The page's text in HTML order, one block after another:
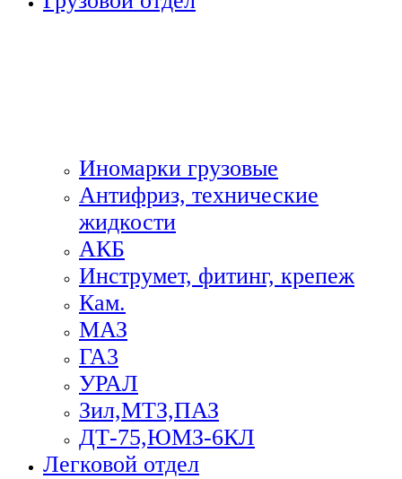
Иномарки грузовые
Антифриз, технические
жидкости
АКБ
Инструмет, фитинг, крепеж
Кам.
МАЗ
ГА3
УРАЛ
Зил,МТЗ,ПАЗ
ДТ-75,ЮМЗ-6КЛ
Легковой отдел